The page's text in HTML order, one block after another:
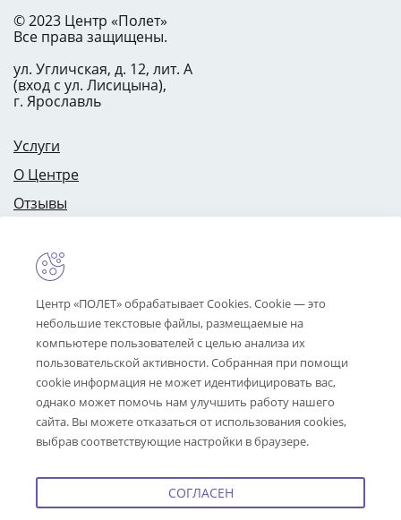
© 2023 Центр «Полет»
Все права защищены.
ул. Угличская, д. 12, лит. А
(вход с ул. Лисицына),
г. Ярославль
Услуги
О Центре
Отзывы
Специалисты
info@centrpolet.ru
ул. Угличская, д. 12, лит. А
(вход с ул. Лисицына),
г. Ярославль
Центр «ПОЛЕТ» обрабатывает Cookies. Cookie — это
небольшие текстовые файлы, размещаемые на
компьютере пользователей с целью анализа их
пользовательской активности. Собранная при помощи
cookie информация не может идентифицировать вас,
однако может помочь нам улучшить работу нашего
сайта. Вы можете отказаться от использования cookies,
выбрав соответствующие настройки в браузере.
СОГЛАСЕН